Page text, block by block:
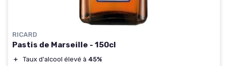
RICARD
Pastis de Marseille - 150cl
＋ Taux d'alcool élevé à 45%